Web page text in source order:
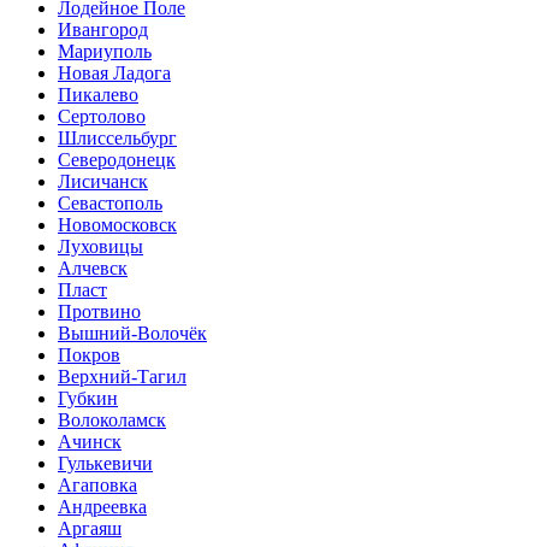
Лодейное Поле
Ивангород
Мариуполь
Новая Ладога
Пикалево
Сертолово
Шлиссельбург
Северодонецк
Лисичанск
Севастополь
Новомосковск
Луховицы
Алчевск
Пласт
Протвино
Вышний-Волочёк
Покров
Верхний-Тагил
Губкин
Волоколамск
Ачинск
Гулькевичи
Агаповка
Андреевка
Аргаяш